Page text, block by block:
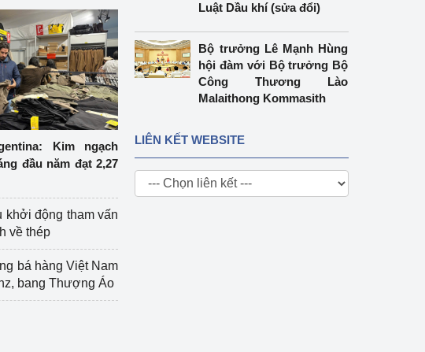
Kim ngạch
đầu năm đạt 2,27
khởi động tham vấn
về thép
bá hàng Việt Nam
bang Thượng Áo
Luật Dầu khí (sửa đổi)
Bộ trưởng Lê Mạnh Hùng
hội đàm với Bộ trưởng Bộ
Công Thương Lào
Malaithong Kommasith
LIÊN KẾT WEBSITE